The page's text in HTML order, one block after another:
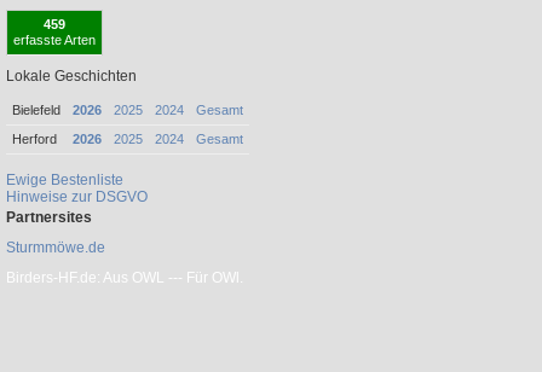
459
erfasste Arten
Lokale Geschichten
Bielefeld 2026 2025 2024
Gesamt
Herford
2026 2025 2024 Gesamt
Ewige Bestenliste
Hinweise zur DSGVO
Partnersites
Sturmmöwe.de
Birders-HF.de: Aus OWL --- Für OWl.